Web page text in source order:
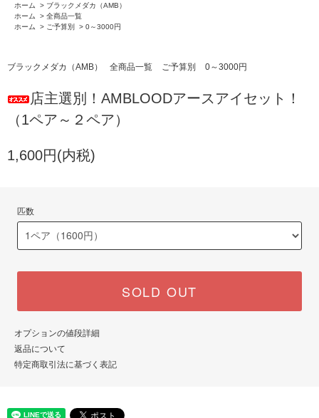
ホーム > ブラックメダカ（AMB）
ホーム
> 全商品一覧
ホーム
> ご予算別 > 0～3000円
ブラックメダカ（AMB） 全商品一覧 ご予算別 0～3000円
店主選別！AMBLOODアースアイセット！
（1ペア～２ペア）
1,600円(内税)
匹数
SOLD OUT
オプションの値段詳細
返品について
特定商取引法に基づく表記